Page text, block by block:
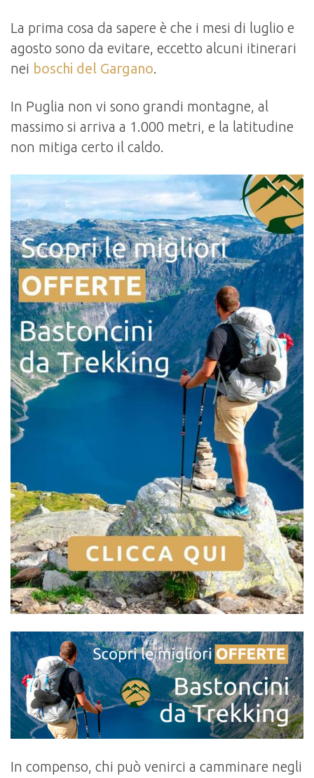
La prima cosa da sapere è che i mesi di luglio e
agosto sono da evitare, eccetto alcuni itinerari
nei boschi del Gargano.
In Puglia non vi sono grandi montagne, al
massimo si arriva a 1.000 metri, e la latitudine
non mitiga certo il caldo.
In compenso, chi può venirci a camminare negli